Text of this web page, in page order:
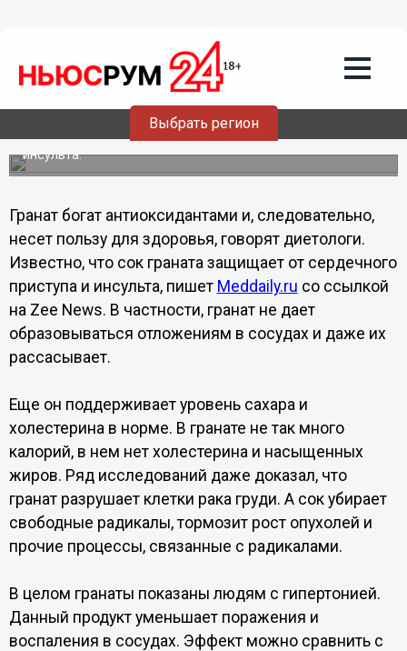
Выбрать регион
Медики объяснили, зачем нужно
включать гранаты в ежедневный
рацион
Сок граната защищает от сердечного приступа и
инсульта.
Гранат богат антиоксидантами и, следовательно,
несет пользу для здоровья, говорят диетологи.
Известно, что сок граната защищает от сердечного
приступа и инсульта, пишет Meddaily.ru со ссылкой
на Zee News. В частности, гранат не дает
образовываться отложениям в сосудах и даже их
рассасывает.
Еще он поддерживает уровень сахара и
холестерина в норме. В гранате не так много
калорий, в нем нет холестерина и насыщенных
жиров. Ряд исследований даже доказал, что
гранат разрушает клетки рака груди. А сок убирает
свободные радикалы, тормозит рост опухолей и
прочие процессы, связанные с радикалами.
В целом гранаты показаны людям с гипертонией.
Данный продукт уменьшает поражения и
воспаления в сосудах. Эффект можно сравнить с